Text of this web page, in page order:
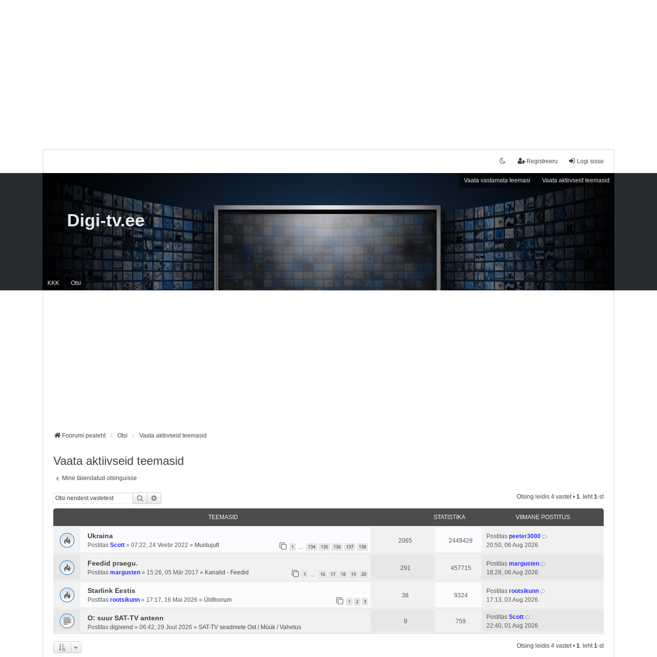
Logi sisse
Registreeru
Vaata vastamata teemasi Vaata aktiivseid teemasid
KKK Otsi
Digi-tv.ee
Foorumi pealeht Otsi Vaata aktiivseid teemasid
Vaata aktiivseid teemasid
Mine täiendatud otsinguisse
Otsi Otsing leidis 4 vastet • 1. leht1-st
TEEMASID STATISTIKA VIIMANE POSTITUS
Ukraina
Postitas Scott » 07:22, 24 Veebr 2022 » Muidujutt 1 134 135 136 137 138
2065 2449428
Postitas peeter3000
20:50, 06 Aug 2026
Feedid praegu.
Postitas margusten » 15:26, 05 Mär 2017 » Kanalid - Feedid 1 16 17 18 19 20
291 457715
Postitas margusten
18:28, 06 Aug 2026
Starlink Eestis
Postitas rootsikunn » 17:17, 16 Mai 2026 » Üldfoorum 1 2 3
38 9324
Postitas rootsikunn
17:13, 03 Aug 2026
O: suur SAT-TV antenn
Postitas digivend » 06:42, 29 Juul 2026 » SAT-TV seadmete Ost / Müük / Vahetus
9 759
Postitas Scott
22:40, 01 Aug 2026
Otsing leidis 4 vastet • 1. leht1-st